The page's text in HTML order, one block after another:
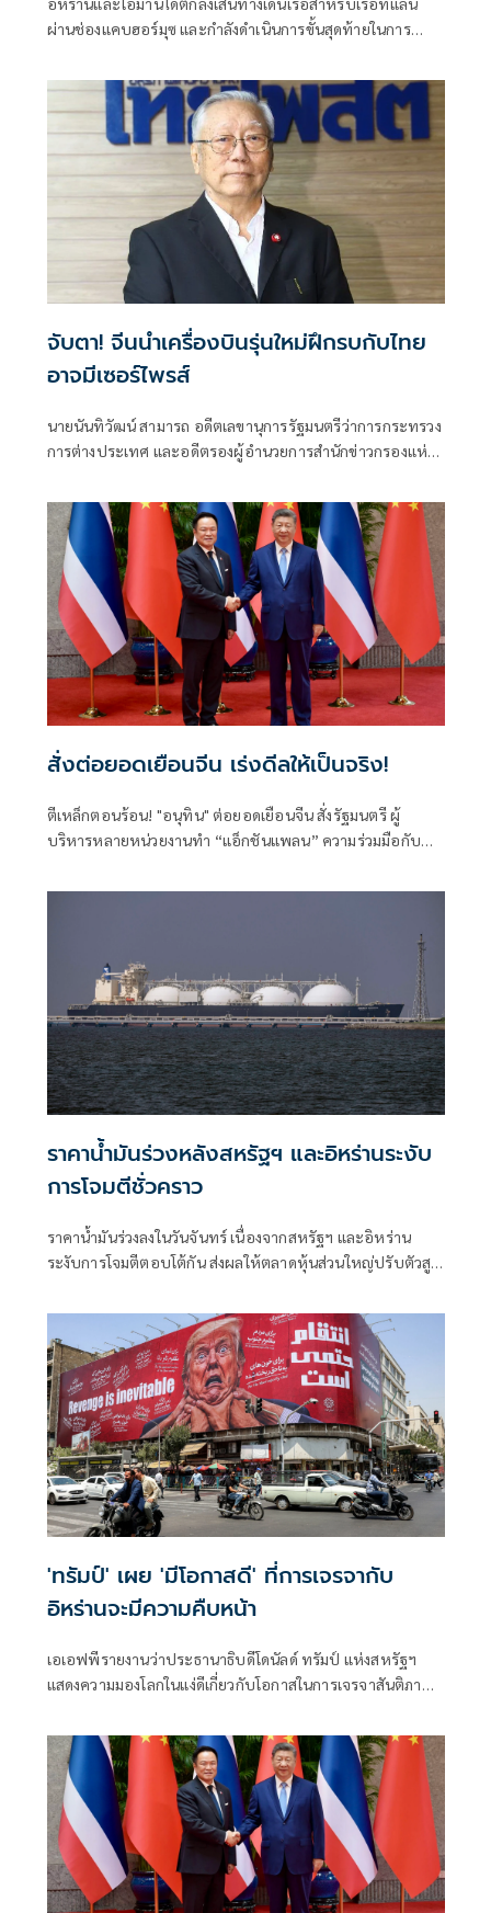
ผ่านช่องแคบฮอร์มุซ และกำลังดำเนินการขั้นสุดท้ายในการ
กล่าวเมื่อวันพุธที่ผ่านมา แม้ว่าเหตุการณ์ด้านความมั่นคงล่าสุด
จะเน้นย้ำถึงความเสี่ยงที่ยังคงมีอยู่สำหรับการขนส่งทางเรือใน
ภูมิภาคก็ตาม
จับตา! จีนนำเครื่องบินรุ่นใหม่ฝึกรบกับไทย
อาจมีเซอร์ไพรส์
นายนันทิวัฒน์ สามารถ อดีตเลขานุการรัฐมนตรีว่าการกระทรวง
การต่างประเทศ และอดีตรองผู้อำนวยการสำนักข่าวกรองแห่ง
สั่งต่อยอดเยือนจีน เร่งดีลให้เป็นจริง!
ตีเหล็กตอนร้อน! "อนุทิน" ต่อยอดเยือนจีน สั่งรัฐมนตรี ผู้
บริหารหลายหน่วยงานทำ “แอ็กชันแพลน” ความร่วมมือกับ
การปราบปรามอาชญากรรมข้ามชาติ การท่องเที่ยว เทคโนโลยี
ระเบียบ ลุยปฏิรูปราชการ-สร้างคน ดันเศรษฐกิจกระจายตัว
ระดมพลังคนไทยยกกำลังประเทศ
ราคาน้ำมันร่วงหลังสหรัฐฯ และอิหร่านระงับ
การโจมตีชั่วคราว
ราคาน้ำมันร่วงลงในวันจันทร์ เนื่องจากสหรัฐฯ และอิหร่าน
ระงับการโจมตีตอบโต้กัน ส่งผลให้ตลาดหุ้นส่วนใหญ่ปรับตัวสูง
และการตัดสินใจของธนาคารกลางต่างๆ
'ทรัมป์' เผย 'มีโอกาสดี' ที่การเจรจากับ
อิหร่านจะมีความคืบหน้า
เอเอฟพีรายงานว่าประธานาธิบดีโดนัลด์ ทรัมป์ แห่งสหรัฐฯ
แสดงความมองโลกในแง่ดีเกี่ยวกับโอกาสในการเจรจาสันติภาพ
ที่สามติดต่อกัน